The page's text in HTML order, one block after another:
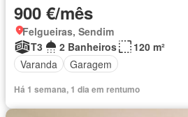
900 €/mês
Felgueiras, Sendim
T3
2 Banheiros
120 m²
Varanda
Garagem
Há 1 semana, 1 dia em rentumo